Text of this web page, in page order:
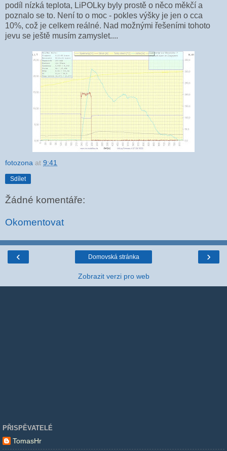
podíl nízká teplota, LiPOLky byly prostě o něco měkčí a
poznalo se to. Není to o moc - pokles výšky je jen o cca
10%, což je celkem reálné. Nad možnými řešeními tohoto
jevu se ještě musím zamyslet....
fotozona at 9:41
Sdílet
Žádné komentáře:
Okomentovat
‹ ›
Domovská stránka
Zobrazit verzi pro web
PŘISPĚVATELÉ
TomasHr